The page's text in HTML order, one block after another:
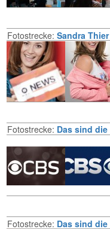
Fotostrecke: Sandra Thier
Fotostrecke: Das sind die
2013/2014
Fotostrecke: Das sind die